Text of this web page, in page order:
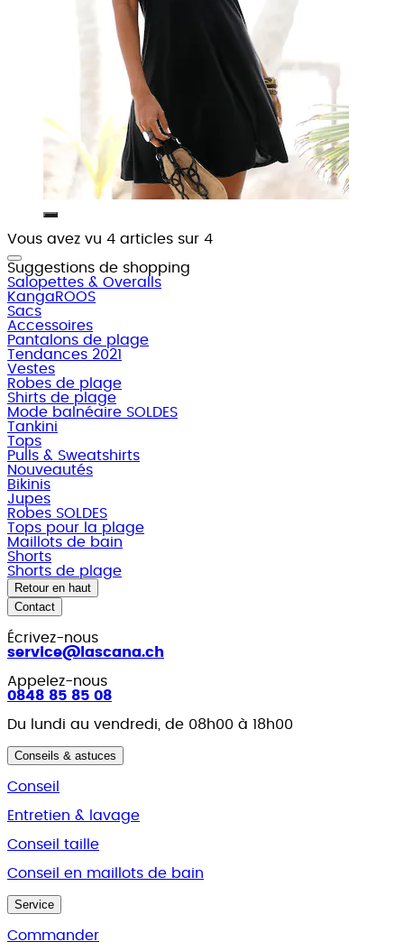
Vous avez vu 4 articles sur 4
Suggestions de shopping
Salopettes & Overalls
KangaROOS
Sacs
Accessoires
Pantalons de plage
Tendances 2021
Vestes
Robes de plage
Shirts de plage
Mode balnéaire SOLDES
Tankini
Tops
Pulls & Sweatshirts
Nouveautés
Bikinis
Jupes
Robes SOLDES
Tops pour la plage
Maillots de bain
Shorts
Shorts de plage
Retour en haut
Contact
Écrivez-nous
service@lascana.ch
Appelez-nous
0848 85 85 08
Du lundi au vendredi, de 08h00 à 18h00
Conseils & astuces
Conseil
Entretien & lavage
Conseil taille
Conseil en maillots de bain
Service
Commander